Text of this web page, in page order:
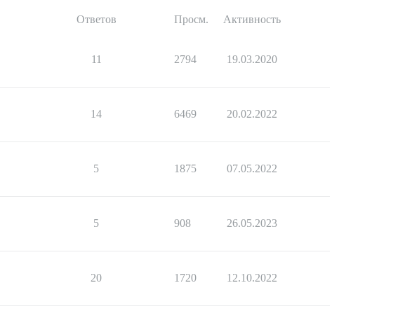
Ответов Просм. Активность
11 2794 19.03.2020
14 6469 20.02.2022
5 1875 07.05.2022
5 908 26.05.2023
20 1720 12.10.2022